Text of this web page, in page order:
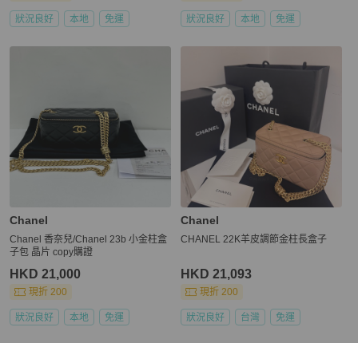
狀況良好 本地 免運 狀況良好 本地 免運
Chanel
Chanel 香奈兒/Chanel 23b 小金柱盒
子包 晶片 copy購證
HKD 21,000
現折 200
狀況良好 本地 免運
Chanel
CHANEL 22K羊皮調節金柱長盒子
HKD 21,093
現折 200
狀況良好 台灣 免運